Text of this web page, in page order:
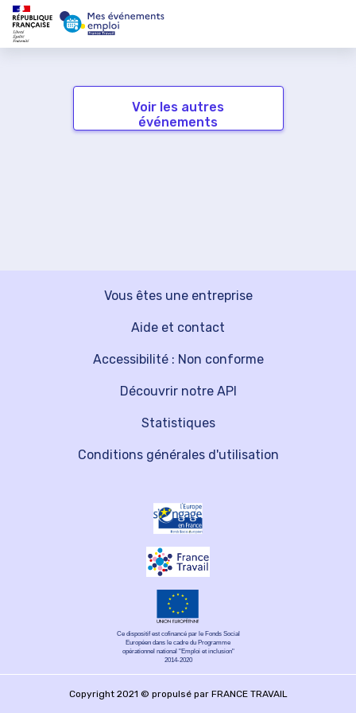
Voir les autres
événements
Vous êtes une entreprise
Découvrir notre API
Aide et contact
Statistiques
Accessibilité : Non conforme
Conditions générales d'utilisation
Ce dispositif est cofinancé par le Fonds Social
Européen dans le cadre du Programme
opérationnel national "Emploi et inclusion"
2014-2020
Copyright 2021 © propulsé par FRANCE TRAVAIL